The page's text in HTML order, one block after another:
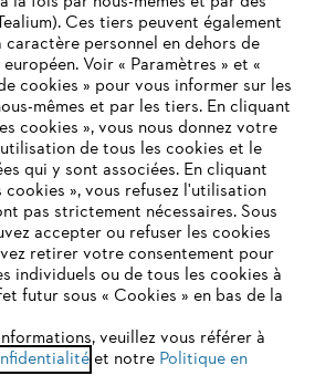
des données
Utilisation des cookies
INTERNET
EN CHARGE
Internet que nous ne prenons plus
fonctionnalités de notre site ne
Pour une utilisation
nous vous recommandons de passer à
:
Ces tiers peuvent également
personnel en dehors de
Voir « Paramètres » et «
cookies » pour vous informer sur les
mêmes et par les tiers. En cliquant
cookies », vous nous donnez votre
de tous les cookies et le
qui y sont associées. En cliquant
cookies », vous refusez l'utilisation
pas strictement nécessaires. Sous
accepter ou refuser les cookies
retirer votre consentement pour
individuels ou de tous les cookies à
futur sous « Cookies » en bas de la
veuillez vous référer à
et notre Politique en